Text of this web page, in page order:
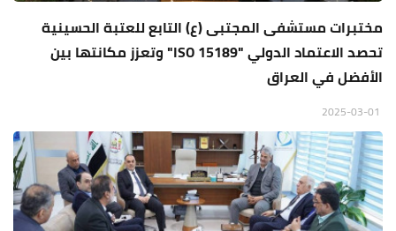
مختبرات مستشفى المجتبى (ع) التابع للعتبة الحسينية
تحصد الاعتماد الدولي "ISO 15189" وتعزز مكانتها بين
الأفضل في العراق